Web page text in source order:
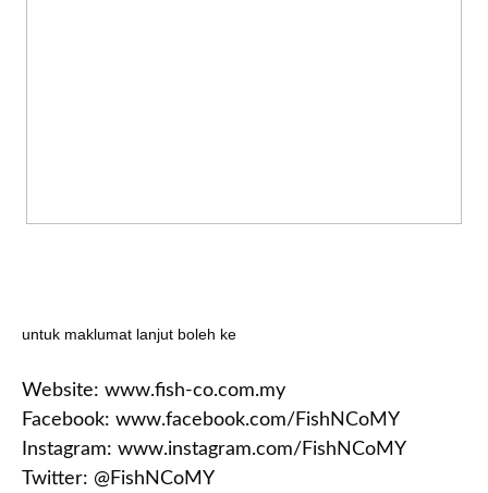
untuk maklumat lanjut boleh ke
Website: www.fish-co.com.my
Facebook: www.facebook.com/FishNCoMY
Instagram: www.instagram.com/FishNCoMY
Twitter: @FishNCoMY